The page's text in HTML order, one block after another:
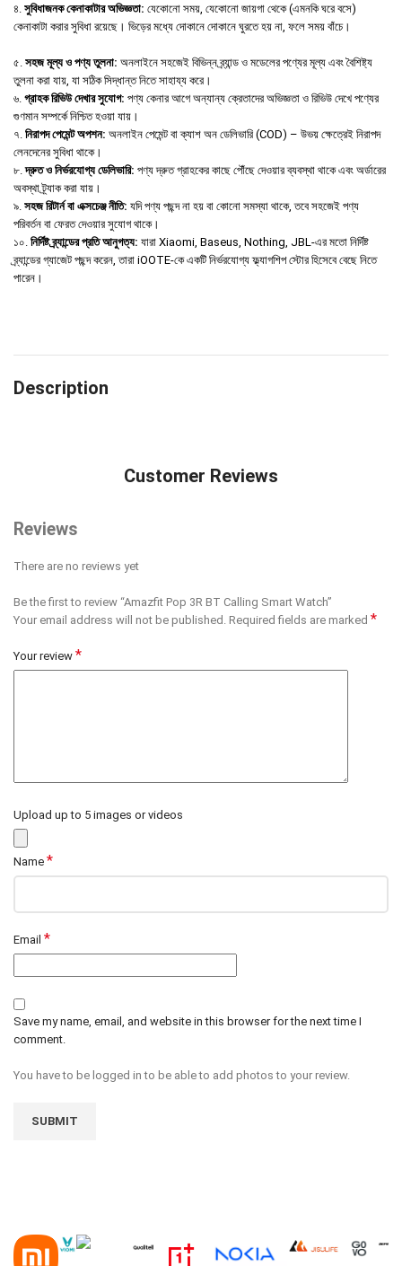
৪. সুবিধাজনক কেনাকাটার অভিজ্ঞতা: যেকোনো সময়, যেকোনো জায়গা থেকে (এমনকি ঘরে বসে)
কেনাকাটা করার সুবিধা রয়েছে। ভিড়ের মধ্যে দোকানে দোকানে ঘুরতে হয় না, ফলে সময় বাঁচে।
৫. সহজ মূল্য ও পণ্য তুলনা: অনলাইনে সহজেই বিভিন্ন ব্র্যান্ড ও মডেলের পণ্যের মূল্য এবং বৈশিষ্ট্য
তুলনা করা যায়, যা সঠিক সিদ্ধান্ত নিতে সাহায্য করে।
৬. গ্রাহক রিভিউ দেখার সুযোগ: পণ্য কেনার আগে অন্যান্য ক্রেতাদের অভিজ্ঞতা ও রিভিউ দেখে পণ্যের
গুণমান সম্পর্কে নিশ্চিত হওয়া যায়।
৭. নিরাপদ পেমেন্ট অপশন: অনলাইন পেমেন্ট বা ক্যাশ অন ডেলিভারি (COD) – উভয় ক্ষেত্রেই নিরাপদ
লেনদেনের সুবিধা থাকে।
৮.দ্রুত ও নির্ভরযোগ্য ডেলিভারি: পণ্য দ্রুত গ্রাহকের কাছে পৌঁছে দেওয়ার ব্যবস্থা থাকে এবং অর্ডারের
অবস্থা ট্র্যাক করা যায়।
৯. সহজ রিটার্ন বা এক্সচেঞ্জ নীতি: যদি পণ্য পছন্দ না হয় বা কোনো সমস্যা থাকে, তবে সহজেই পণ্য
পরিবর্তন বা ফেরত দেওয়ার সুযোগ থাকে।
১০. নির্দিষ্ট ব্র্যান্ডের প্রতি আনুগত্য: যারা Xiaomi, Baseus, Nothing, JBL-এর মতো নির্দিষ্ট
ব্র্যান্ডের গ্যাজেট পছন্দ করেন, তারা iOOTE-কে একটি নির্ভরযোগ্য ফ্ল্যাগশিপ স্টোর হিসেবে বেছে নিতে
পারেন।
Description
Customer Reviews
Reviews
There are no reviews yet
Be the first to review “Amazfit Pop 3R BT Calling Smart Watch”
Your email address will not be published. Required fields are marked *
Your review *
Upload up to 5 images or videos
Name *
Email *
Save my name, email, and website in this browser for the next time I
comment.
You have to be logged in to be able to add photos to your review.